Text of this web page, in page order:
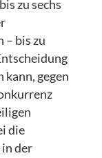
zu sechs
bis zu
kann, gegen
die
der